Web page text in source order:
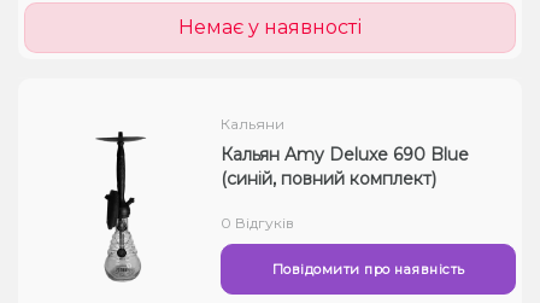
Немає у наявності
Кальяни
Кальян Amy Deluxe 690 Blue
(синій, повний комплект)
0 Відгуків
Повідомити про наявність